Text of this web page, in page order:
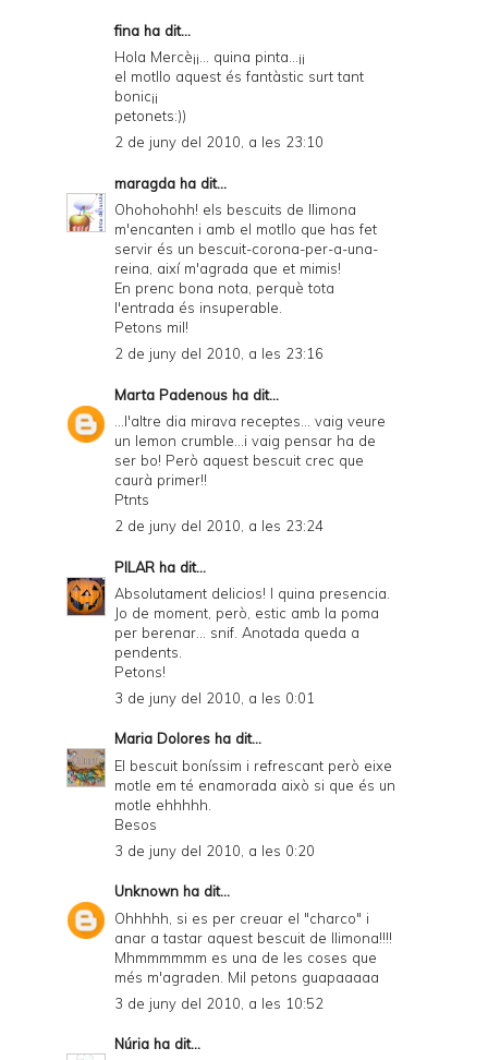
fina ha dit...
Hola Mercè¡¡... quina pinta...¡¡
el motllo aquest és fantàstic surt tant
bonic¡¡
petonets:))
2 de juny del 2010, a les 23:10
maragda ha dit...
Ohohohohh! els bescuits de llimona
m'encanten i amb el motllo que has fet
servir és un bescuit-corona-per-a-una-
reina, així m'agrada que et mimis!
En prenc bona nota, perquè tota
l'entrada és insuperable.
Petons mil!
2 de juny del 2010, a les 23:16
Marta Padenous ha dit...
...l'altre dia mirava receptes... vaig veure
un lemon crumble...i vaig pensar ha de
ser bo! Però aquest bescuit crec que
caurà primer!!
Ptnts
2 de juny del 2010, a les 23:24
PILAR ha dit...
Absolutament delicios! I quina presencia.
Jo de moment, però, estic amb la poma
per berenar... snif. Anotada queda a
pendents.
Petons!
3 de juny del 2010, a les 0:01
Maria Dolores ha dit...
El bescuit boníssim i refrescant però eixe
motle em té enamorada això si que és un
motle ehhhhh.
Besos
3 de juny del 2010, a les 0:20
Unknown ha dit...
Ohhhhh, si es per creuar el "charco" i
anar a tastar aquest bescuit de llimona!!!!
Mhmmmmmm es una de les coses que
més m'agraden. Mil petons guapaaaaa
3 de juny del 2010, a les 10:52
Núria ha dit...